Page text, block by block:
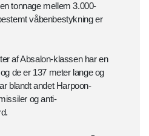
tonnage mellem 3.000-
våbenbestykning er
af Absalon-klassen har en
de er 137 meter lange og
blandt andet Harpoon-
og anti-